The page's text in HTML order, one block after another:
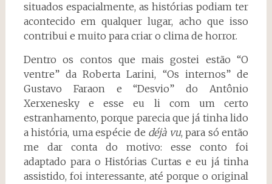
situados espacialmente, as histórias podiam ter
acontecido em qualquer lugar, acho que isso
contribui e muito para criar o clima de horror.
Dentro os contos que mais gostei estão “O
ventre” da Roberta Larini, “Os internos” de
Gustavo Faraon e “Desvio” do Antônio
Xerxenesky e esse eu li com um certo
estranhamento, porque parecia que já tinha lido
a história, uma espécie de déjà vu, para só então
me dar conta do motivo: esse conto foi
adaptado para o Histórias Curtas e eu já tinha
assistido, foi interessante, até porque o original